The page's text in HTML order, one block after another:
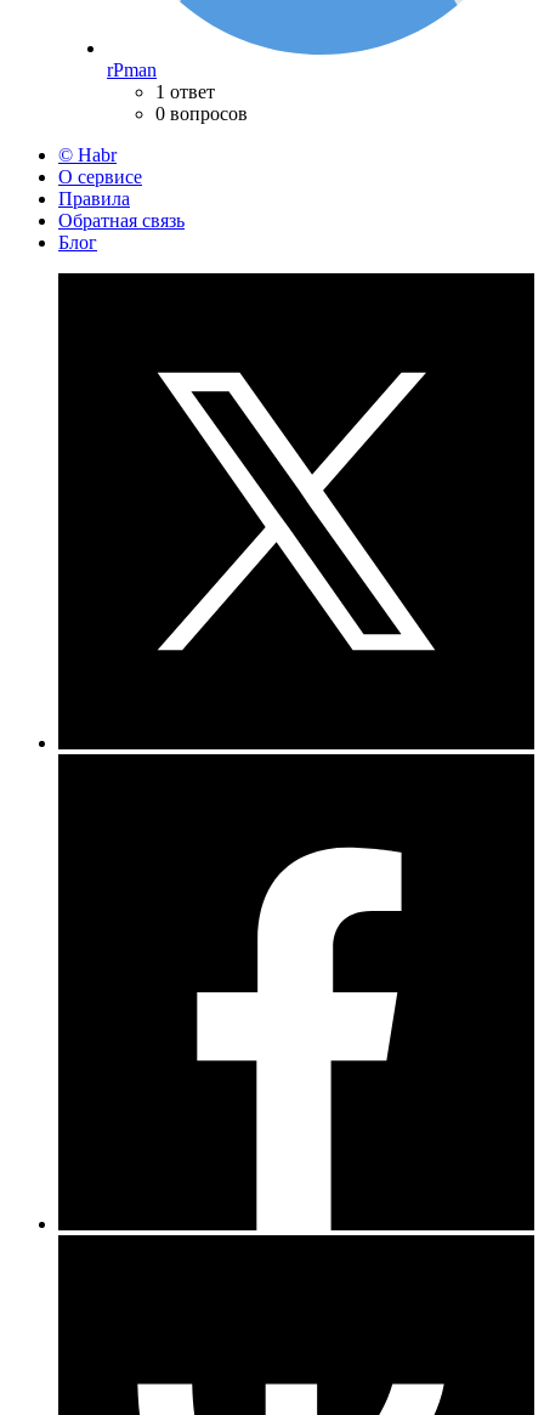
rPman
1 ответ
0 вопросов
© Habr
О сервисе
Правила
Обратная связь
Блог